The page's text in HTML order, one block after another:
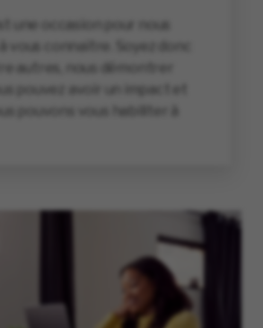
une occasion pour nous
vous connaître. Soyez donc
autres, nous démontrer
pouvez avoir un impact et
pouvons vous habiliter à